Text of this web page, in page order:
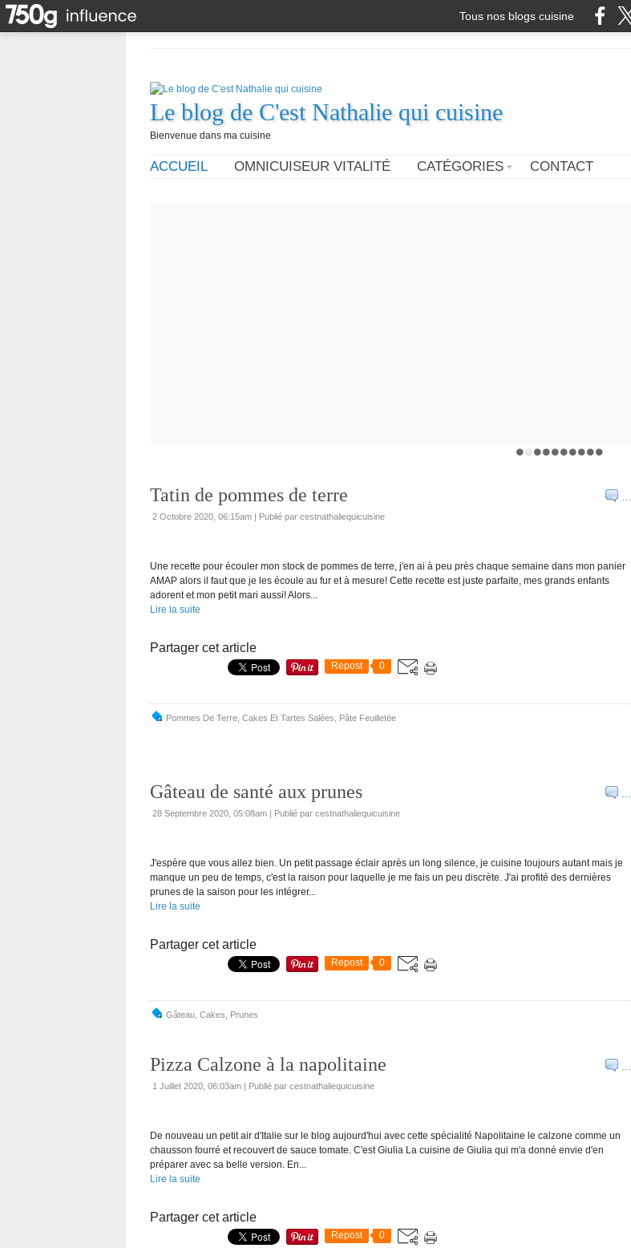
Tous nos blogs cuisine
Le blog de C'est Nathalie qui cuisine
Bienvenue dans ma cuisine
ACCUEIL OMNICUISEUR VITALITÉ CATÉGORIES CONTACT
…
Tatin de pommes de terre
2 Octobre 2020, 06:15am | Publié par cestnathaliequicuisine
Une recette pour écouler mon stock de pommes de terre, j'en ai à peu près chaque semaine dans mon panier
AMAP alors il faut que je les écoule au fur et à mesure! Cette recette est juste parfaite, mes grands enfants
adorent et mon petit mari aussi! Alors...
Lire la suite
Partager cet article
Repost 0
Pommes De Terre Cakes Et Tartes Salées Pâte Feuilletée
…
Gâteau de santé aux prunes
28 Septembre 2020, 05:08am | Publié par cestnathaliequicuisine
J'espère que vous allez bien. Un petit passage éclair après un long silence, je cuisine toujours autant mais je
manque un peu de temps, c'est la raison pour laquelle je me fais un peu discrète. J'ai profité des dernières
prunes de la saison pour les intégrer...
Lire la suite
Partager cet article
Repost 0
Gâteau Cakes Prunes
…
Pizza Calzone à la napolitaine
1 Juillet 2020, 06:03am | Publié par cestnathaliequicuisine
De nouveau un petit air d'Italie sur le blog aujourd'hui avec cette spécialité Napolitaine le calzone comme un
chausson fourré et recouvert de sauce tomate. C'est Giulia La cuisine de Giulia qui m'a donné envie d'en
préparer avec sa belle version. En...
Lire la suite
Partager cet article
Repost 0